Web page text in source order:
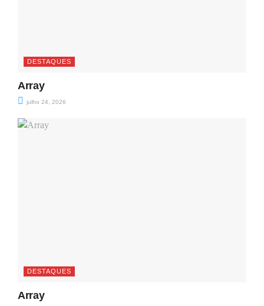
DESTAQUES
Array
julho 24, 2026
DESTAQUES
Array